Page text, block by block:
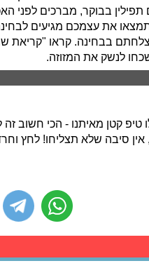
בבוקר, מברכים לפני
את עצמכם מגיעים
בבחינה. קראו "קריאת
לנשק את המזוזה.
טיפ קטן מאיתנו - הכי חשוב
אין סיבה שלא תצליחו! לחץ